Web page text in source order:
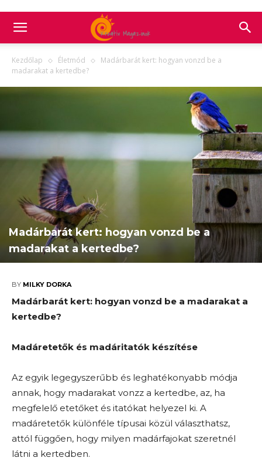
Kezdőlap Életmód
Madárbarát kert: hogyan vonzd be a
madarakat a kertedbe?
Madárbarát kert: hogyan vonzd be a
madarakat a kertedbe?
BY MILKY DORKA
Madárbarát kert: hogyan vonzd be a madarakat a
kertedbe?
Madáretetők és madáritatók készítése
Az egyik legegyszerűbb és leghatékonyabb módja
annak, hogy madarakat vonzz a kertedbe, az, ha
megfelelő etetőket és itatókat helyezel ki. A
madáretetők különféle típusai közül választhatsz,
attól függően, hogy milyen madárfajokat szeretnél
látni a kertedben.